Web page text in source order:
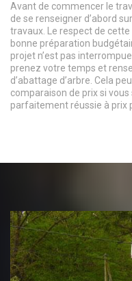
Avant de commencer le
de se renseigner d’abord
travaux. Le respect de
bonne préparation
projet n’est pas
prenez votre temps et
d’abattage d’arbre. Cela
comparaison de prix si
parfaitement réussie à prix